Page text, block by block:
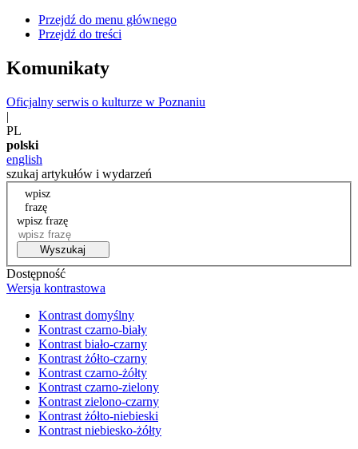
Przejdź do menu głównego
Przejdź do treści
Komunikaty
Oficjalny serwis o kulturze w Poznaniu
|
PL
polski
english
szukaj artykułów i wydarzeń
wpisz
frazę
wpisz frazę
Wyszukaj
Dostępność
Wersja kontrastowa
Kontrast domyślny
Kontrast czarno-biały
Kontrast biało-czarny
Kontrast żółto-czarny
Kontrast czarno-żółty
Kontrast czarno-zielony
Kontrast zielono-czarny
Kontrast żółto-niebieski
Kontrast niebiesko-żółty